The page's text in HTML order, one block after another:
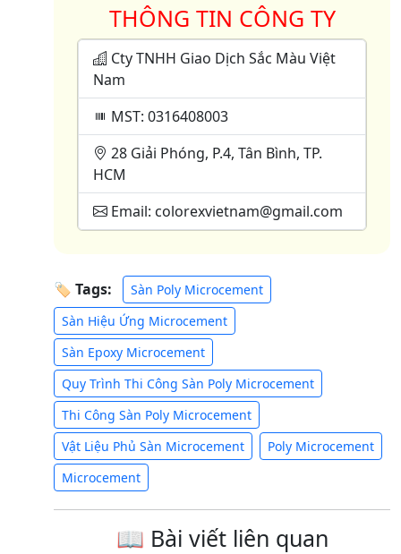
THÔNG TIN CÔNG TY
Cty TNHH Giao Dịch Sắc Màu Việt
Nam
MST: 0316408003
28 Giải Phóng, P.4, Tân Bình, TP.
HCM
Email: colorexvietnam@gmail.com
🏷 Tags:
Sàn Poly Microcement
Sàn Hiệu Ứng Microcement
Sàn Epoxy Microcement
Quy Trình Thi Công Sàn Poly Microcement
Thi Công Sàn Poly Microcement
Vật Liệu Phủ Sàn Microcement
Poly Microcement
Microcement
📖 Bài viết liên quan